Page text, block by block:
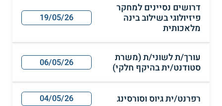
דרושים נסיינים למחקר
פיזיולוגי בשילוב בינה
מלאכותית
19/05/26
עורך/ת לשוני/ת (משרת
סטודנט/ית בהיקף חלקי)
06/05/26
רפרנט/ית גיוס וסורסינג 04/05/26